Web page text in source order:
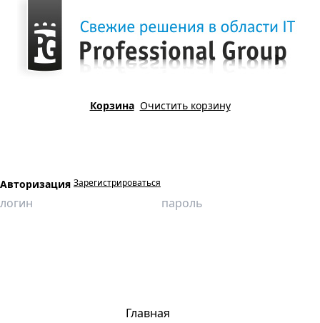
Корзина Очистить корзину
Авторизация Зарегистрироваться
Главная